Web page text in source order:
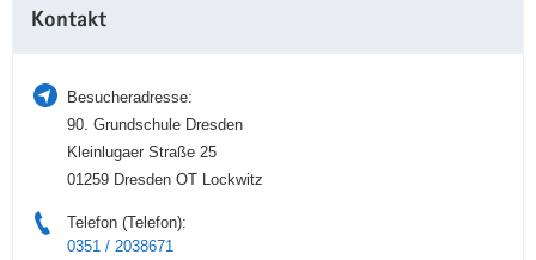
Information
Kontakt
Besucheradresse:
90. Grundschule Dresden
Kleinlugaer Straße 25
01259 Dresden OT Lockwitz
Telefon (Telefon):
0351 / 2038671